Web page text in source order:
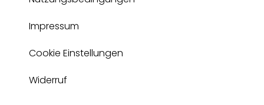
Impressum
Cookie Einstellungen
Widerruf